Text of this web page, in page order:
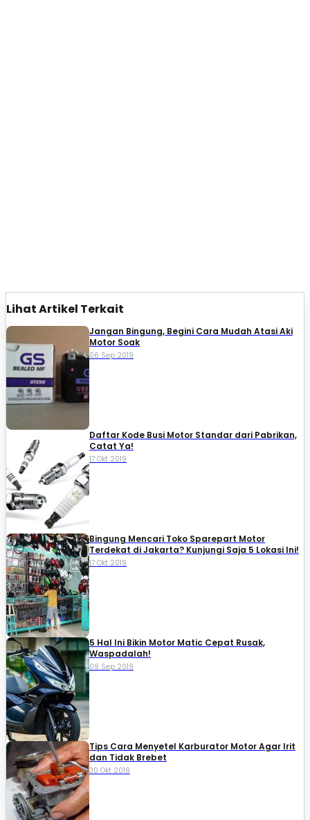
Lihat Artikel Terkait
Jangan Bingung, Begini Cara Mudah Atasi Aki
Motor Soak
06 Sep 2019
Daftar Kode Busi Motor Standar dari Pabrikan,
Catat Ya!
17 Okt 2019
Bingung Mencari Toko Sparepart Motor
Terdekat di Jakarta? Kunjungi Saja 5 Lokasi Ini!
17 Okt 2019
5 Hal Ini Bikin Motor Matic Cepat Rusak,
Waspadalah!
09 Sep 2019
Tips Cara Menyetel Karburator Motor Agar Irit
dan Tidak Brebet
30 Okt 2019